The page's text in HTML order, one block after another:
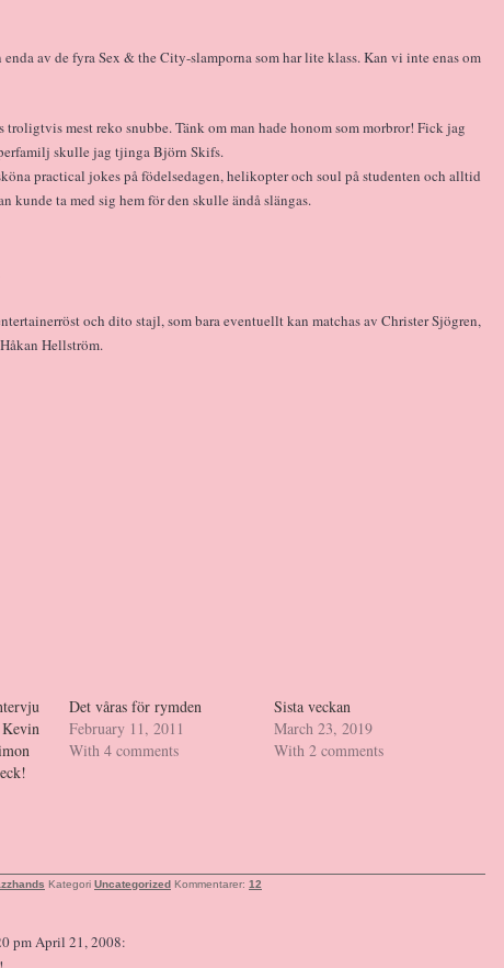
enda av de fyra Sex & the City-slamporna som har lite klass. Kan vi inte enas om
troligtvis mest reko snubbe. Tänk om man hade honom som morbror! Fick jag
skulle jag tjinga Björn Skifs.
practical jokes på födelsedagen, helikopter och soul på studenten och alltid
kunde ta med sig hem för den skulle ändå slängas.
och dito stajl, som bara eventuellt kan matchas av Christer Sjögren,
Hellström.
Kevin
Det våras för rymden
February 11, 2011
With 4 comments
Sista veckan
March 23, 2019
With 2 comments
Kategori Uncategorized Kommentarer: 12
pm April 21, 2008: